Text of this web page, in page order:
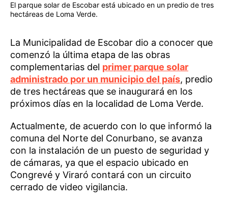
El parque solar de Escobar está ubicado en un predio de tres
hectáreas de Loma Verde.
La Municipalidad de Escobar dio a conocer que
comenzó la última etapa de las obras
complementarias del primer parque solar
administrado por un municipio del país, predio
de tres hectáreas que se inaugurará en los
próximos días en la localidad de Loma Verde.
Actualmente, de acuerdo con lo que informó la
comuna del Norte del Conurbano, se avanza
con la instalación de un puesto de seguridad y
de cámaras, ya que el espacio ubicado en
Congrevé y Viraró contará con un circuito
cerrado de video vigilancia.